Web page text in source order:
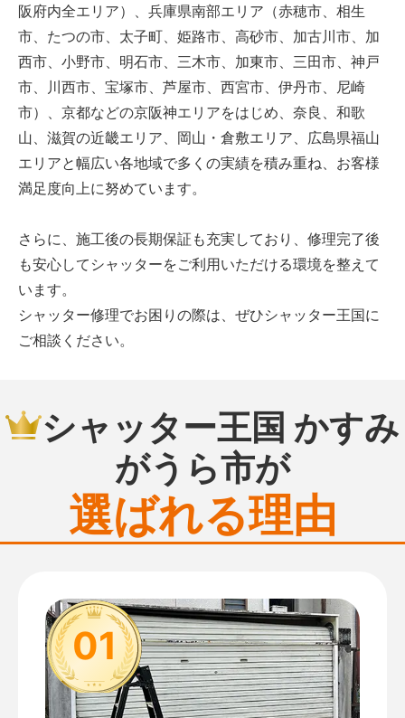
阪府内全エリア）、兵庫県南部エリア（赤穂市、相生
市、たつの市、太子町、姫路市、高砂市、加古川市、加
西市、小野市、明石市、三木市、加東市、三田市、神戸
市、川西市、宝塚市、芦屋市、西宮市、伊丹市、尼崎
市）、京都などの京阪神エリアをはじめ、奈良、和歌
山、滋賀の近畿エリア、岡山・倉敷エリア、広島県福山
エリアと幅広い各地域で多くの実績を積み重ね、お客様
満足度向上に努めています。
さらに、施工後の長期保証も充実しており、修理完了後
も安心してシャッターをご利用いただける環境を整えて
います。
シャッター修理でお困りの際は、ぜひシャッター王国に
ご相談ください。
シャッター王国 かすみ
がうら市が
選ばれる理由
01